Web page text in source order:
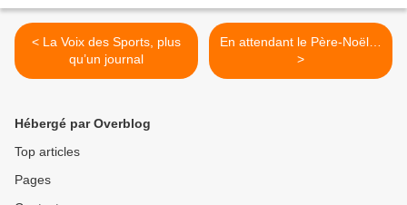
< La Voix des Sports, plus
qu’un journal
En attendant le Père-Noël…
>
Hébergé par Overblog
Top articles
Pages